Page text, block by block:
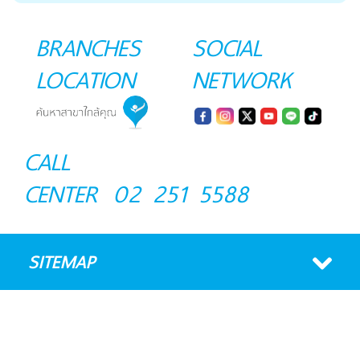
BRANCHES
LOCATION
SOCIAL
NETWORK
CALL
CENTER 02 251 5588
SITEMAP